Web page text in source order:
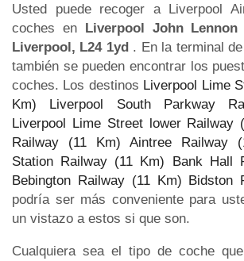
Usted puede recoger a Liverpool
coches en Liverpool John Lennon
Liverpool, L24 1yd . En la terminal
también se pueden encontrar los
coches. Los destinos Liverpool Lime
Km)
Liverpool South Parkway
Liverpool Lime Street lower Railway
Railway (11 Km)
Aintree Railway
Station Railway (11 Km)
Bank Hall
Bebington Railway (11 Km) Bidston
podría ser más conveniente para
un vistazo a estos si que son.
Cualquiera sea el tipo de coche